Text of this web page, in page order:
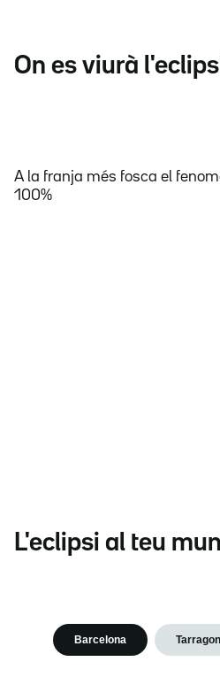
On es viurà
A la franja més fosca el
100%
L'eclipsi al teu
Barcelona